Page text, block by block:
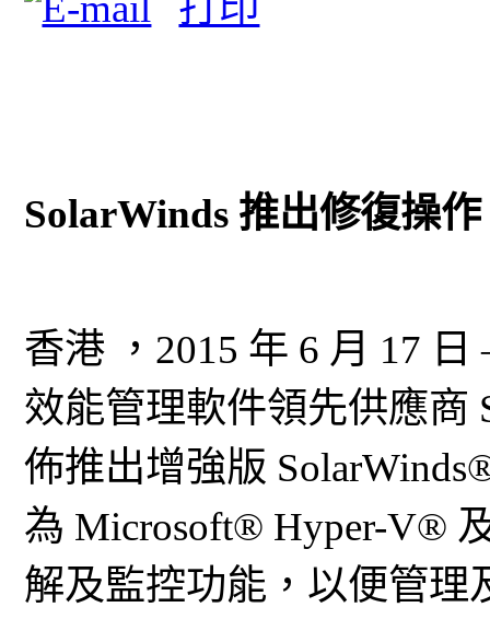
SolarWinds 推出修復操
香港 ，2015 年 6 月 17
效能管理軟件領先供應商
佈推出增強版
為 Microsoft® Hyper-V®
解及監控功能，以便管理